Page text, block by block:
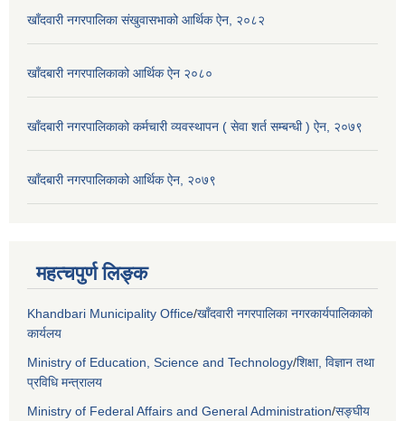
खाँदवारी नगरपालिका संखुवासभाको आर्थिक ऐन, २०८२
खाँदबारी नगरपालिकाको आर्थिक ऐन २०८०
खाँदबारी नगरपालिकाको कर्मचारी व्यवस्थापन ( सेवा शर्त सम्बन्धी ) ऐन, २०७९
खाँदबारी नगरपालिकाको आर्थिक ऐन, २०७९
महत्चपुर्ण लिङ्क
Khandbari Municipality Office/खाँदवारी नगरपालिका नगरकार्यपालिकाको
कार्यलय
Ministry of Education, Science and Technology/शिक्षा, विज्ञान तथा
प्रविधि मन्त्रालय
Ministry of Federal Affairs and General Administration/सङ्घीय